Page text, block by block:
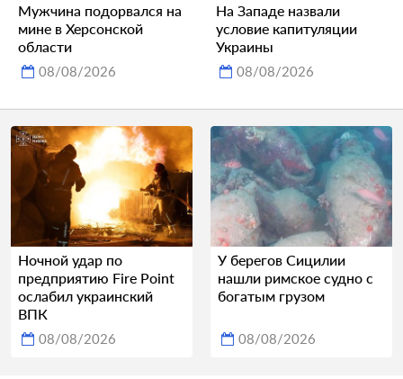
Мужчина подорвался на
мине в Херсонской
области
08/08/2026
На Западе назвали
условие капитуляции
Украины
08/08/2026
Ночной удар по
предприятию Fire Point
ослабил украинский
ВПК
08/08/2026
У берегов Сицилии
нашли римское судно с
богатым грузом
08/08/2026